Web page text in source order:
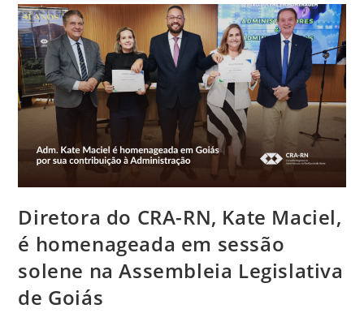
Em
Fase
De
Impugnações
E
Contestações
De
Chapas
Diretora do CRA-RN, Kate Maciel,
é homenageada em sessão
solene na Assembleia Legislativa
de Goiás